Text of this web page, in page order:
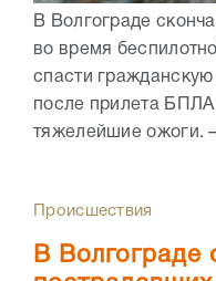
В Волгограде
во время
спасти гражданскую
после прилета
тяжелейшие ожоги.
Происшествия
В Волгограде